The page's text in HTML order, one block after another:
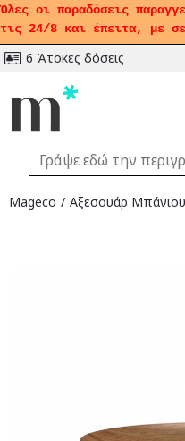
Όλες οι παραδόσεις
τις 24/8 και έπειτα, με
6 Άτοκες δόσεις
Mageco Αξεσουάρ Μπάνιου